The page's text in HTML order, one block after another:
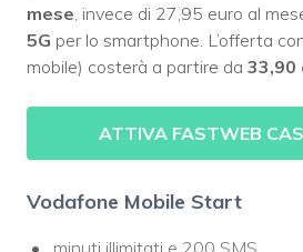
mese, invece di 27,95 euro al
5G per lo smartphone. L’offerta
mobile) costerà a partire da 33,90
ATTIVA FASTWEB
Vodafone Mobile Start